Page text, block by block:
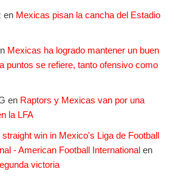
en Mexicas pisan la cancha del Estadio
Mexicas ha logrado mantener un buen
puntos se refiere, tanto ofensivo como
en Raptors y Mexicas van por una
la LFA
win in Mexico's Liga de Football
- American Football International en
victoria